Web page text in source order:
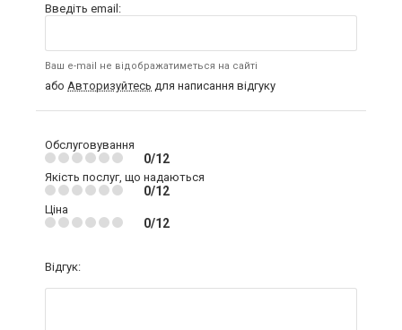
Введіть email:
Ваш e-mail не відображатиметься на сайті
або Авторизуйтесь для написання відгуку
Обслуговування
0/12
Якість послуг, що надаються
0/12
Ціна
0/12
Відгук: